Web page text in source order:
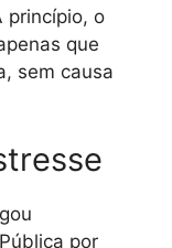
princípio, o
que
sem causa
por